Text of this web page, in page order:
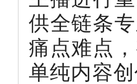
供全链条
痛点难点
单纯内容